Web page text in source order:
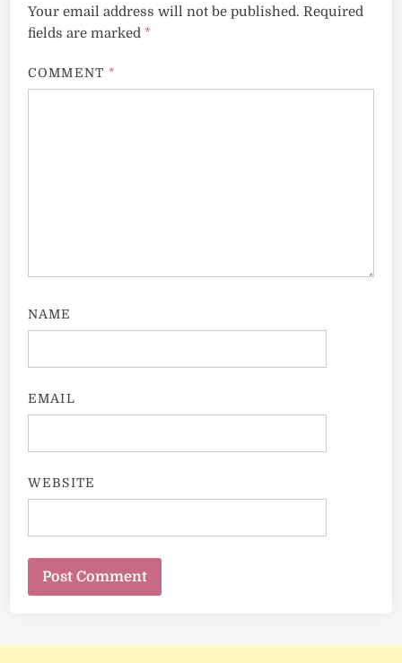
Your email address will not be published. Required
fields are marked *
COMMENT *
NAME
EMAIL
WEBSITE